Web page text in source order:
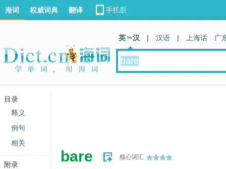
bare 核心词汇
海词 权威词典 翻译
英 汉 | 汉语 | 上海话 广
目录
释义
例句
相关
附录